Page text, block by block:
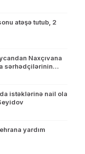
atəşə tutub, 2
Naxçıvana
sərhədçilərinin
istəklərinə nail ola
yardım